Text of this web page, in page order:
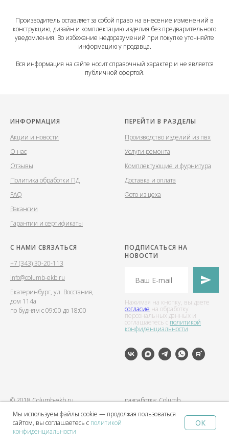
Home Catalog Cart
Мы используем файлы cookie — продолжая пользоваться
сайтом, вы соглашаетесь с политикой
конфиденциальности
ОК
Производитель оставляет за собой право на внесение изменений в
конструкцию, дизайн и комплектацию изделия без предварительного
уведомления. Во избежание недоразумений при покупке уточняйте
информацию у продавца.
Вся информация на сайте носит справочный характер и не является
публичной офертой.
ИНФОРМАЦИЯ
Акции и новости
О нас
Отзывы
Политика обработки ПД
FAQ
Вакансии
Гарантии и сертификаты
ПЕРЕЙТИ В РАЗДЕЛЫ
Производство изделий из пвх
Услуги ремонта
Комплектующие и фурнитура
Доставка и оплата
Фото из цеха
С НАМИ СВЯЗАТЬСЯ
+7 (343) 30-20-113
info@columb-ekb.ru
Екатеринбург, ул. Восстания,
дом 114а
по будням с 09:00 до 18:00
ПОДПИСАТЬСЯ НА
НОВОСТИ
Нажимая на кнопку, вы даете
согласие на обработку
персональных данных и
соглашаетесь c политикой
конфиденциальности
© 2018 Columb-ekb.ru разработка: Columb